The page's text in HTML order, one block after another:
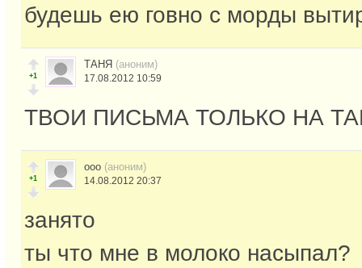
будешь ею говно с морды
+1
ТАНЯ (аноним)
17.08.2012 10:59
ТВОИ ПИСЬМА ТОЛЬКО НА
+1
ооо (аноним)
14.08.2012 20:37
занято
ты что мне в молоко насыпал?